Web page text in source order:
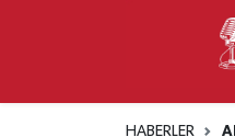
HABERLER
Süper Lig Puan